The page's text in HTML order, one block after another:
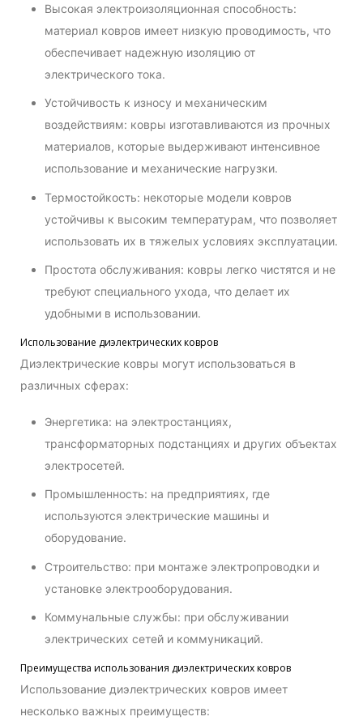
Высокая электроизоляционная способность:
материал ковров имеет низкую проводимость, что
обеспечивает надежную изоляцию от
электрического тока.
Устойчивость к износу и механическим
воздействиям: ковры изготавливаются из прочных
материалов, которые выдерживают интенсивное
использование и механические нагрузки.
Термостойкость: некоторые модели ковров
устойчивы к высоким температурам, что позволяет
использовать их в тяжелых условиях эксплуатации.
Простота обслуживания: ковры легко чистятся и не
требуют специального ухода, что делает их
удобными в использовании.
Использование диэлектрических ковров
Диэлектрические ковры могут использоваться в
различных сферах:
Энергетика: на электростанциях,
трансформаторных подстанциях и других объектах
электросетей.
Промышленность: на предприятиях, где
используются электрические машины и
оборудование.
Строительство: при монтаже электропроводки и
установке электрооборудования.
Коммунальные службы: при обслуживании
электрических сетей и коммуникаций.
Преимущества использования диэлектрических ковров
Использование диэлектрических ковров имеет
несколько важных преимуществ: